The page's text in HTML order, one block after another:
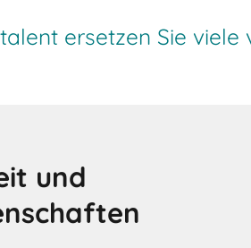
ersetzen Sie
und